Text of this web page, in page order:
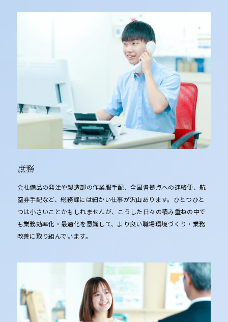
庶務
会社備品の発注や製造部の作業服手配、全国各拠点への連絡便、航
空券手配など、総務課には細かい仕事が沢山あります。ひとつひと
つは小さいことかもしれませんが、こうした日々の積み重ねの中で
も業務効率化・最適化を意識して、より良い職場環境づくり・業務
改善に取り組んでいます。